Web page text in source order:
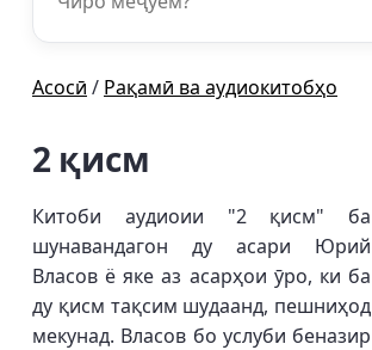
Асосӣ / Рақамӣ ва аудиокитобҳо
2 қисм
Китоби аудиоии "2 қисм" ба
шунавандагон ду асари Юрий
Власов ё яке аз асарҳои ӯро, ки ба
ду қисм тақсим шудаанд, пешниҳод
мекунад. Власов бо услуби беназир